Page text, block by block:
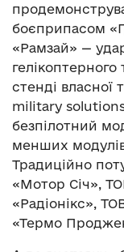
боєприпасом
«Рамзай» —
стенді власної
military
безпілотний
менших
Традиційно
«Мотор Січ»,
«Радіонікс»,
«Термо